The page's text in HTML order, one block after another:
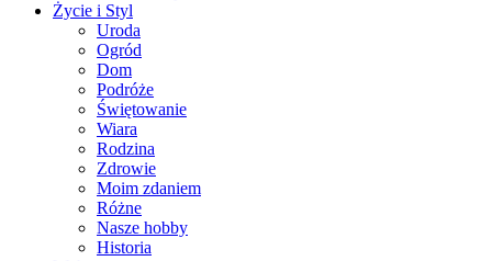
Życie i Styl
Uroda
Ogród
Dom
Podróże
Świętowanie
Wiara
Rodzina
Zdrowie
Moim zdaniem
Różne
Nasze hobby
Historia